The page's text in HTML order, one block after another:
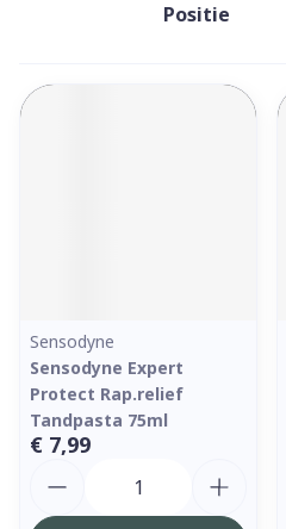
Sorteer op:
Sensodyne
Sensodyne Expert
Protect Rap.relief
Tandpasta 75ml
€ 7,99